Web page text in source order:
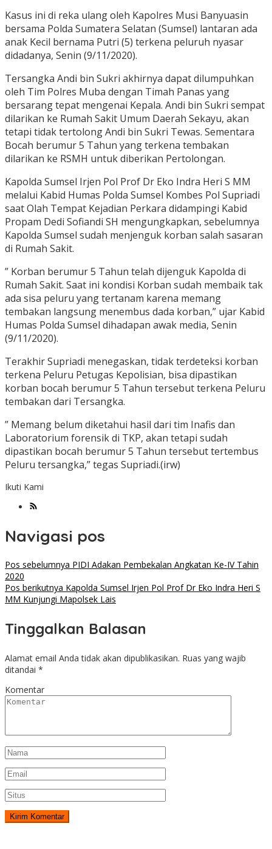
Kasus ini di reka ulang oleh Kapolres Musi Banyuasin
bersama Polda Sumatera Selatan (Sumsel) lantaran ada
anak Kecil bernama Putri (5) terkena peluruh nyasar
didadanya, Senin (9/11/2020).
Tersangka Andi bin Sukri akhirnya dapat dilumpuhkan
oleh Tim Polres Muba dengan Timah Panas yang
bersarang tepat mengenai Kepala. Andi bin Sukri sempat
dilarikan ke Rumah Sakit Umum Daerah Sekayu, akan
tetapi tidak tertolong Andi bin Sukri Tewas. Sementara
Bocah berumur 5 Tahun yang terkena tembakan
dilarikan ke RSMH untuk diberikan Pertolongan.
Kapolda Sumsel Irjen Pol Prof Dr Eko Indra Heri S MM
melalui Kabid Humas Polda Sumsel Kombes Pol Supriadi
saat Olah Tempat Kejadian Perkara didampingi Kabid
Propam Dedi Sofiandi SH mengungkapkan, sebelumnya
Kapolda Sumsel sudah menjenguk korban salah sasaran
di Rumah Sakit.
” Korban berumur 5 Tahun telah dijenguk Kapolda di
Rumah Sakit. Saat ini kondisi Korban sudah membaik tak
ada sisa peluru yang tertanam karena memang
tembakan langsung menembus dada korban,” ujar Kabid
Humas Polda Sumsel dihadapan awak media, Senin
(9/11/2020).
Terakhir Supriadi menegaskan, tidak terdeteksi korban
terkena Peluru Petugas Kepolisian, bisa dipastikan
korban bocah berumur 5 Tahun tersebut terkena Peluru
tembakan dari Tersangka.
” Memang belum diketahui hasil dari tim Inafis dan
Laboratorium forensik di TKP, akan tetapi sudah
dipastikan bocah berumur 5 Tahun tersebut tertembus
Peluru tersangka,” tegas Supriadi.(irw)
Ikuti Kami
Navigasi pos
Pos sebelumnya PIDI Adakan Pembekalan Angkatan Ke-IV Tahin
2020
Pos berikutnya Kapolda Sumsel Irjen Pol Prof Dr Eko Indra Heri S
MM Kunjungi Mapolsek Lais
Tinggalkan Balasan
Alamat email Anda tidak akan dipublikasikan. Ruas yang wajib
ditandai *
Komentar